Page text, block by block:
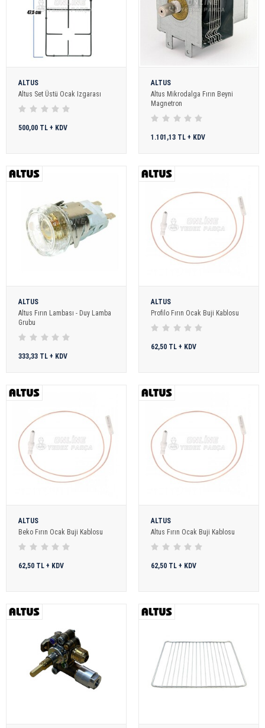
ALTUS
Altus Set Üstü Ocak Izgarası
500,00 TL + KDV
ALTUS
Altus Mikrodalga Fırın Beyni
Magnetron
1.101,13 TL + KDV
ALTUS
Altus Fırın Lambası - Duy Lamba
Grubu
333,33 TL + KDV
ALTUS
Profilo Fırın Ocak Buji Kablosu
62,50 TL + KDV
ALTUS
Beko Fırın Ocak Buji Kablosu
62,50 TL + KDV
ALTUS
Altus Fırın Ocak Buji Kablosu
62,50 TL + KDV